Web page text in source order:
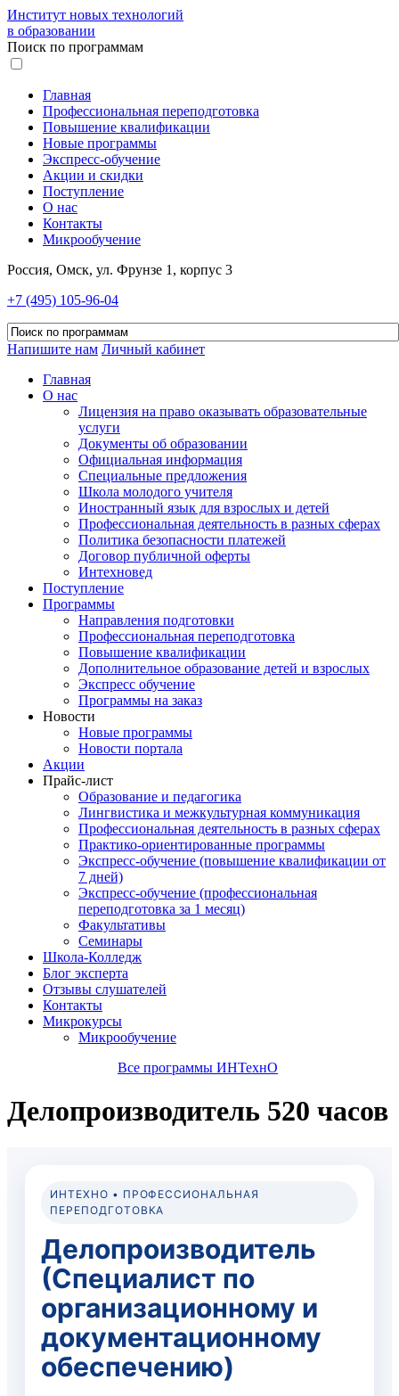
Институт новых технологий
в образовании
Поиск по программам
Главная
Профессиональная переподготовка
Повышение квалификации
Новые программы
Экспресс-обучение
Акции и скидки
Поступление
О нас
Контакты
Микрообучение
Россия, Омск, ул. Фрунзе 1, корпус 3
+7 (495) 105-96-04
Напишите нам Личный кабинет
Главная
О нас
Лицензия на право оказывать образовательные
услуги
Документы об образовании
Официальная информация
Специальные предложения
Школа молодого учителя
Иностранный язык для взрослых и детей
Профессиональная деятельность в разных сферах
Политика безопасности платежей
Договор публичной оферты
Интехновед
Поступление
Программы
Направления подготовки
Профессиональная переподготовка
Повышение квалификации
Дополнительное образование детей и взрослых
Экспресс обучение
Программы на заказ
Новости
Новые программы
Новости портала
Акции
Прайс-лист
Образование и педагогика
Лингвистика и межкультурная коммуникация
Профессиональная деятельность в разных сферах
Практико-ориентированные программы
Экспресс-обучение (повышение квалификации от
7 дней)
Экспресс-обучение (профессиональная
переподготовка за 1 месяц)
Факультативы
Семинары
Школа-Колледж
Блог эксперта
Отзывы слушателей
Контакты
Микрокурсы
Микрообучение
Все программы ИНТехнО
Делопроизводитель 520 часов
ИНТЕХНО • ПРОФЕССИОНАЛЬНАЯ
ПЕРЕПОДГОТОВКА
Делопроизводитель
(Специалист по
организационному и
документационному
обеспечению)